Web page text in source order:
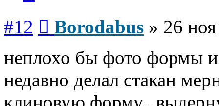
#12 Borodabus » 26
неплохо бы фото формы и
недавно делал стакан